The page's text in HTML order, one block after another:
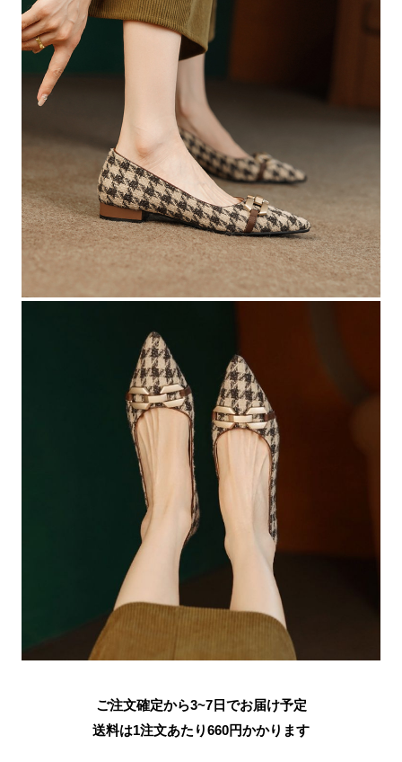
ご注文確定から3~7日でお届け予定
送料は1注文あたり660円かかります